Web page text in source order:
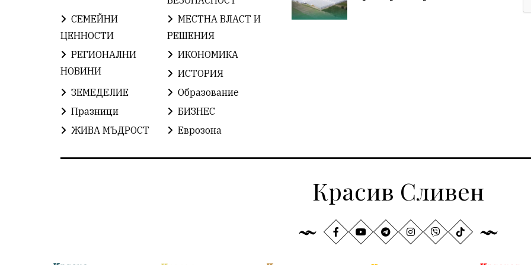
СЕМЕЙНИ
ЦЕННОСТИ
МЕСТНА ВЛАСТ И
РЕШЕНИЯ
РЕГИОНАЛНИ
НОВИНИ
ИКОНОМИКА
ИСТОРИЯ
ЗЕМЕДЕЛИЕ
Образование
Празници
БИЗНЕС
ЖИВА МЪДРОСТ
Еврозона
Красив Сливен